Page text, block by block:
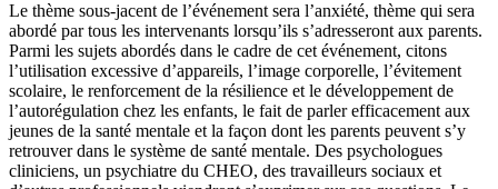
Le thème sous-jacent de l’événement sera l’anxiété, thème qui sera
abordé par tous les intervenants lorsqu’ils s’adresseront aux parents.
Parmi les sujets abordés dans le cadre de cet événement, citons
l’utilisation excessive d’appareils, l’image corporelle, l’évitement
scolaire, le renforcement de la résilience et le développement de
l’autorégulation chez les enfants, le fait de parler efficacement aux
jeunes de la santé mentale et la façon dont les parents peuvent s’y
retrouver dans le système de santé mentale. Des psychologues
cliniciens, un psychiatre du CHEO, des travailleurs sociaux et